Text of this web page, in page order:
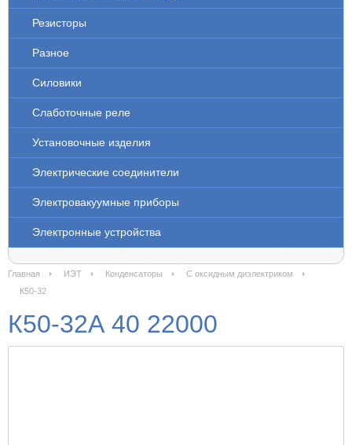
Резисторы
Разное
Силовики
Слаботочные реле
Установочные изделия
Электрические соединители
Электровакуумные приборы
Электронные устройства
Главная ИЭТ Конденсаторы
С оксидным диэлектриком
К50-32
К50-32А 40 22000